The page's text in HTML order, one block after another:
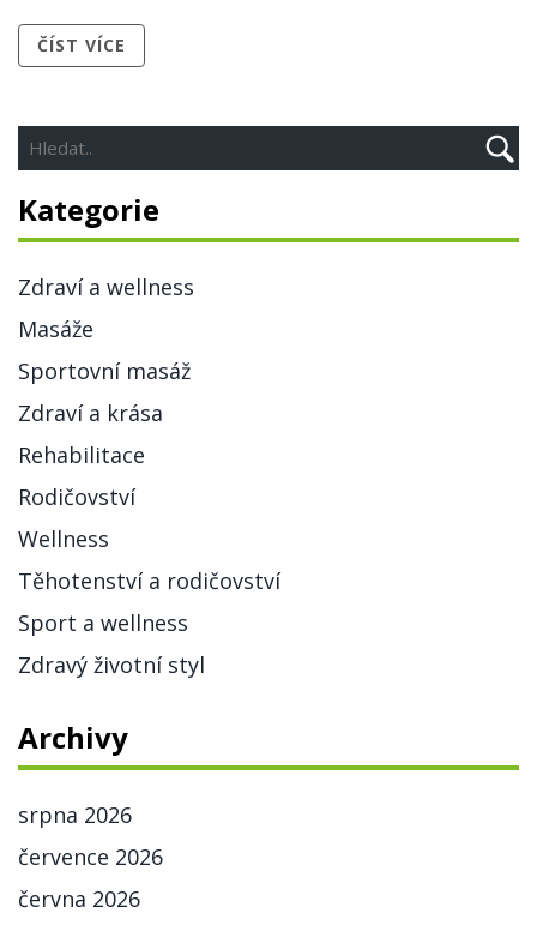
systému.
ČÍST VÍCE
Kategorie
Zdraví a wellness
Masáže
Sportovní masáž
Zdraví a krása
Rehabilitace
Rodičovství
Wellness
Těhotenství a rodičovství
Sport a wellness
Zdravý životní styl
Archivy
srpna 2026
července 2026
června 2026